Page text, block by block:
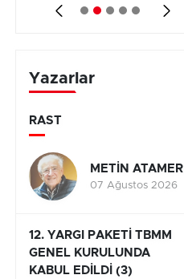
Yazarlar
RAST
METİN ATAMER
07 Ağustos 2026
12. YARGI PAKETİ TBMM
GENEL KURULUNDA
KABUL EDİLDİ (3)